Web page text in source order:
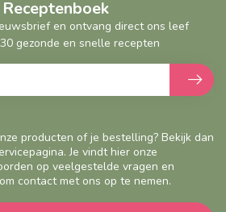
producten of je bestelling? Bekijk dan
Je vindt hier onze
op veelgestelde vragen en
contact met ons op te nemen.
en ontvang direct ons leef
gezonde en snelle recepten